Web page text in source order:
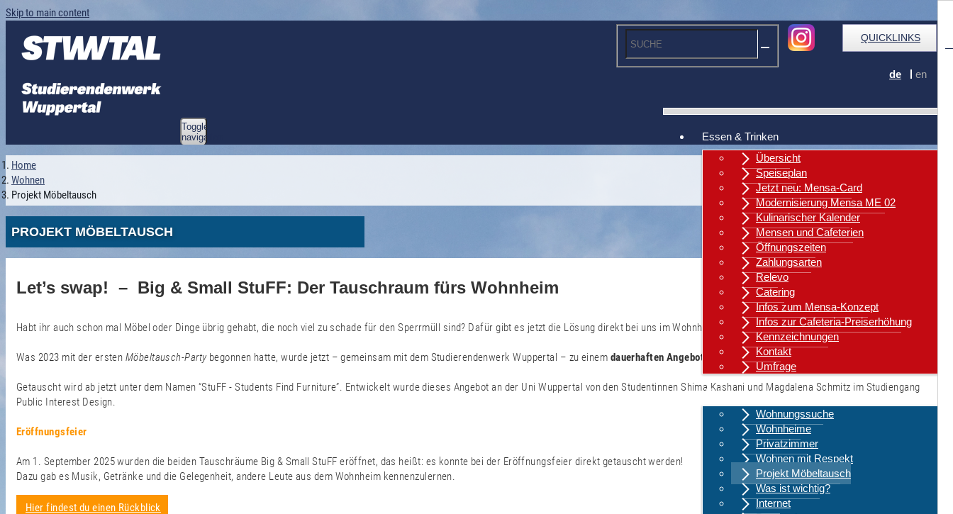
Skip to main content
Toggle
navigation
Essen & Trinken
Übersicht
Speiseplan
Jetzt neu: Mensa-Card
Modernisierung Mensa ME 02
Kulinarischer Kalender
Mensen und Cafeterien
Öffnungszeiten
Zahlungsarten
Relevo
Catering
Infos zum Mensa-Konzept
Infos zur Cafeteria-Preiserhöhung
Kennzeichnungen
Kontakt
Umfrage
Wohnen
Wohnungssuche
Wohnheime
Privatzimmer
Wohnen mit Respekt
Projekt Möbeltausch
Was ist wichtig?
Internet
QUICKLINKS
de en
Home
Wohnen
Projekt Möbeltausch
PROJEKT MÖBELTAUSCH
Let’s swap! – Big & Small StuFF: Der Tauschraum fürs Wohnheim
Habt ihr auch schon mal Möbel oder Dinge übrig gehabt, die noch viel zu schade für den Sperrmüll sind? Dafür gibt es jetzt die Lösung direkt bei uns im Wohnheim:einen Tauschraum, der bleibt!
Was 2023 mit der ersten Möbeltausch-Partybegonnen hatte, wurde jetzt – gemeinsam mit dem Studierendenwerk Wuppertal – zu einem dauerhaften Angebot weiterentwickelt.
Getauscht wird ab jetzt unter dem Namen “StuFF - Students Find Furniture”. Entwickelt wurde dieses Angebot an der Uni Wuppertal von den Studentinnen Shima Kashani und Magdalena Schmitz im Studiengang
Public Interest Design.
Eröffnungsfeier
Am 1. September 2025 wurden die beiden Tauschräume Big & Small StuFF eröffnet, das heißt: es konnte bei der Eröffnungsfeier direkt getauscht werden!
Dazu gab es Musik, Getränke und die Gelegenheit, andere Leute aus dem Wohnheim kennenzulernen.
Hier findest du einen Rückblick